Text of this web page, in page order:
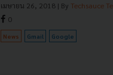
เมษายน 26, 2018 | By Techsauce
0
News Gmail Google